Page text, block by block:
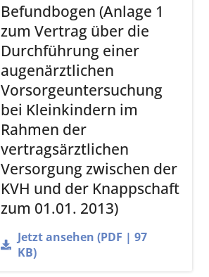
Befundbogen (Anlage 1
zum Vertrag über die
Durchführung einer
augenärztlichen
Vorsorgeuntersuchung
bei Kleinkindern im
Rahmen der
vertragsärztlichen
Versorgung zwischen der
KVH und der Knappschaft
zum 01.01. 2013)
Jetzt ansehen (PDF | 97
KB)